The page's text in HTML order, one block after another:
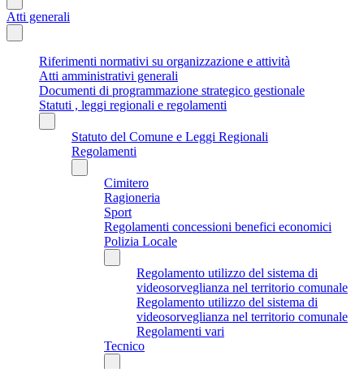
Atti generali
Riferimenti normativi su organizzazione e attività
Atti amministrativi generali
Documenti di programmazione strategico gestionale
Statuti , leggi regionali e regolamenti
Statuto del Comune e Leggi Regionali
Regolamenti
Cimitero
Ragioneria
Sport
Regolamenti concessioni benefici economici
Polizia Locale
Regolamento utilizzo del sistema di
videosorveglianza nel territorio comunale
Regolamento utilizzo del sistema di
videosorveglianza nel territorio comunale
Regolamenti vari
Tecnico